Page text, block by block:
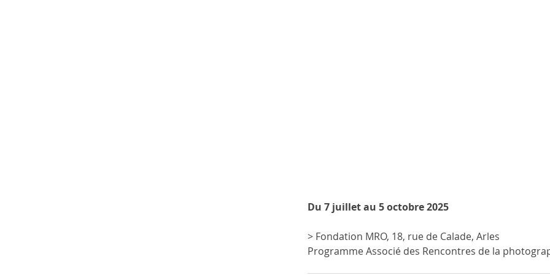
Du 7 juillet au 5 octobre 2025
> Fondation MRO, 18, rue de Calade, Arles
Programme Associé des Rencontres de la